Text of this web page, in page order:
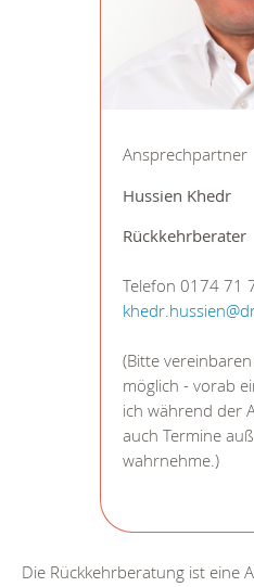
Ansprechpartner
Hussien Khedr
Rückkehrberater
Telefon 0174 71
(Bitte
möglich - vorab
ich während der
auch Termine
wahrnehme.)
Die Rückkehrberatung ist eine